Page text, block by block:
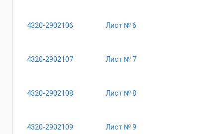
4320-2902106 Лист № 6
4320-2902107 Лист № 7
4320-2902108 Лист № 8
4320-2902109 Лист № 9